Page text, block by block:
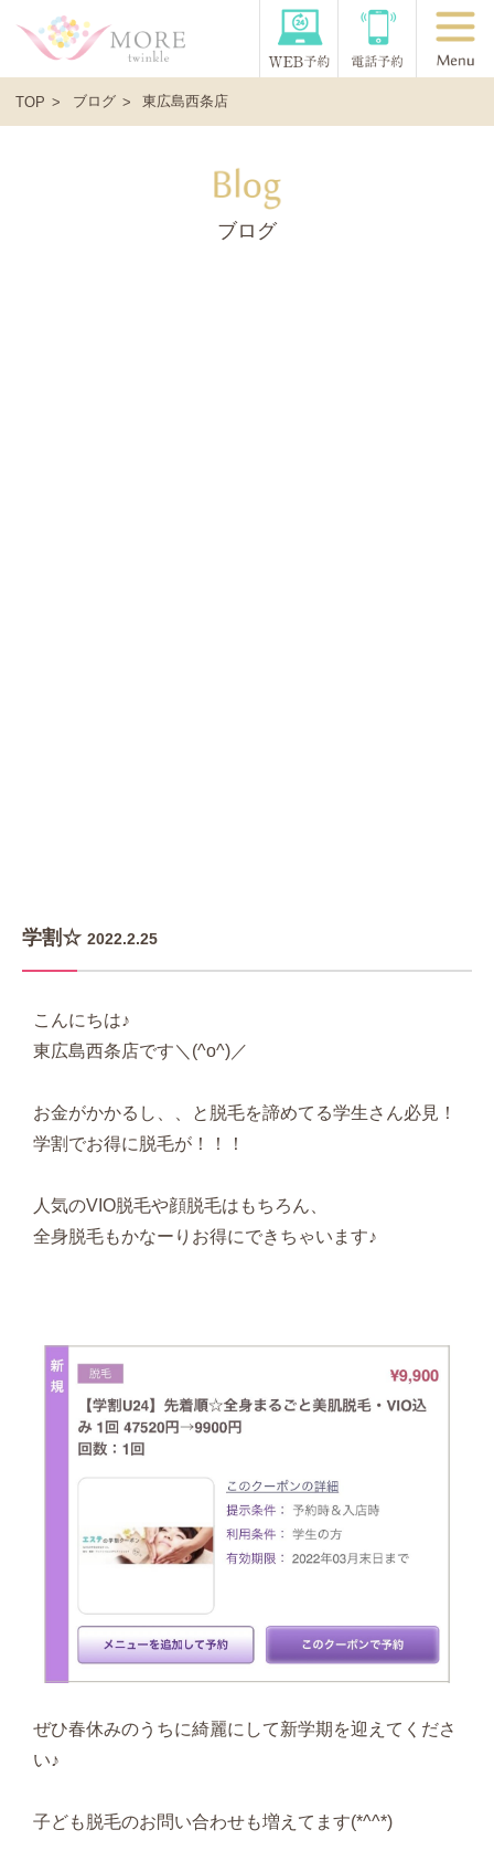
TOP ブログ 東広島西条店
ブログ
学割☆ 2022.2.25
こんにちは♪
東広島西条店です＼(^o^)／
お金がかかるし、、と脱毛を諦めてる学生さん必見！
学割でお得に脱毛が！！！
人気のVIO脱毛や顔脱毛はもちろん、
全身脱毛もかなーりお得にできちゃいます♪
ぜひ春休みのうちに綺麗にして新学期を迎えてくださ
い♪
子ども脱毛のお問い合わせも増えてます(*^^*)